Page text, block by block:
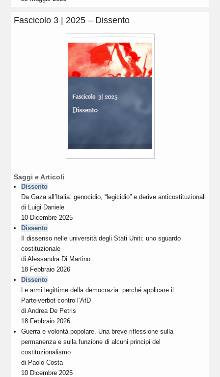
Fascicolo 3 | 2025 – Dissento
Saggi e Articoli
Dissento
Da Gaza all’Italia: genocidio, “legicidio” e derive anticostituzionali
di Luigi Daniele
10 Dicembre 2025
Dissento
Il dissenso nelle università degli Stati Uniti: uno sguardo
costituzionale
diAlessandra Di Martino
18 Febbraio 2026
Dissento
Le armi legittime della democrazia: perché applicare il
Parteiverbot contro l’AfD
diAndrea De Petris
18 Febbraio 2026
Guerra e volontà popolare. Una breve riflessione sulla
permanenza e sulla funzione di alcuni principi del
costituzionalismo
di Paolo Costa
10 Dicembre 2025